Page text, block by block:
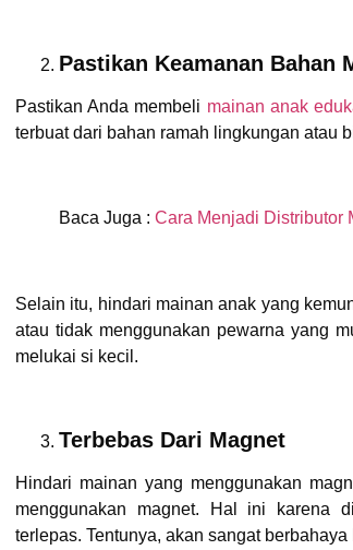
Pastikan Keamanan Bahan
Pastikan Anda membeli mainan anak
terbuat dari bahan ramah lingkungan atau
Baca Juga : Cara Menjadi Distributor
Selain itu, hindari mainan anak yang
atau tidak menggunakan pewarna yang
melukai si kecil.
Terbebas Dari Magnet
Hindari mainan yang menggunakan
menggunakan magnet. Hal ini karena
terlepas. Tentunya, akan sangat